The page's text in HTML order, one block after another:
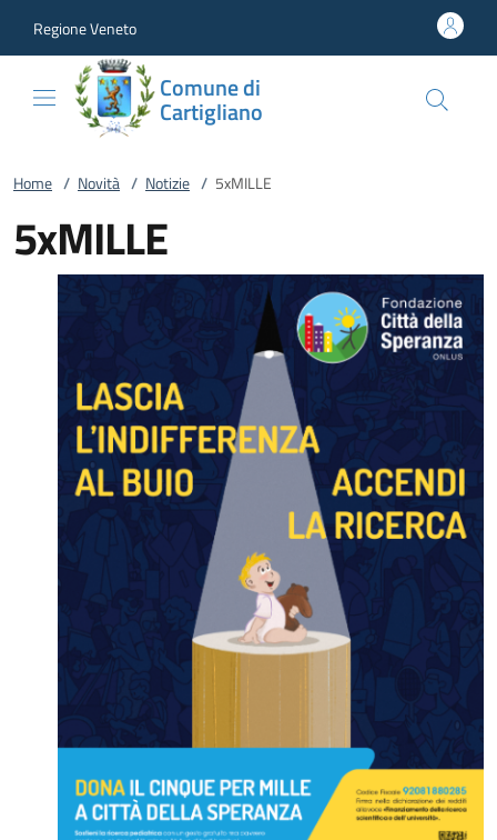
Regione Veneto
Comune di
Cartigliano
Home / Novità / Notizie / 5xMILLE
5xMILLE